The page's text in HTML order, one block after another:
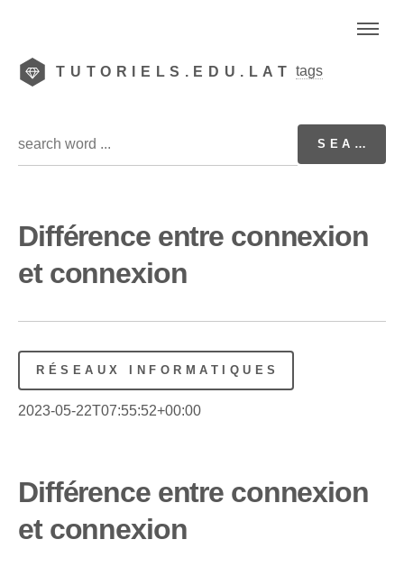
TUTORIELS.EDU.LAT tags
Différence entre connexion
et connexion
RÉSEAUX INFORMATIQUES
2023-05-22T07:55:52+00:00
Différence entre connexion
et connexion